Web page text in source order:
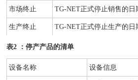
市场终止 TG-NET正式停止销售的
生产终止 TG-NET正式停止生产的
表2 ：停产产品的清单
设备名称 设备信息